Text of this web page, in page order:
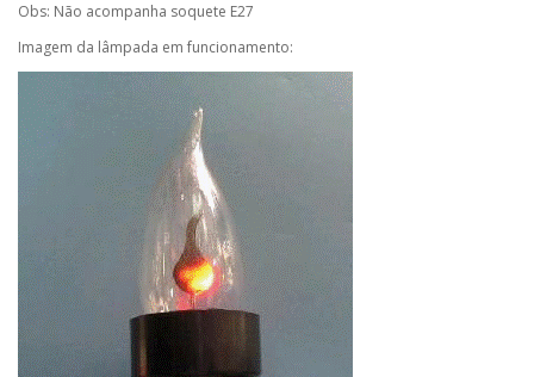
Obs: Não acompanha soquete E27
Imagem da lâmpada em funcionamento: